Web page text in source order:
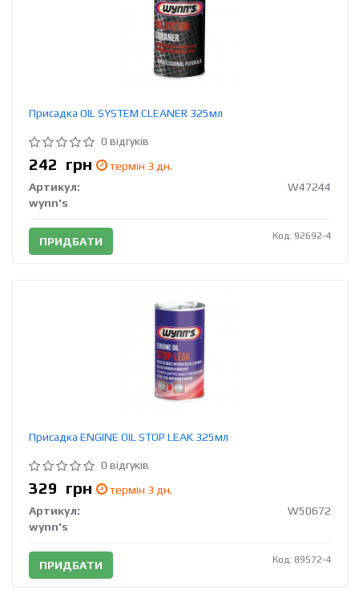
Присадка OIL SYSTEM CLEANER 325мл
0 відгуків
242 грн
термін 3 дн.
Артикул:
W47244
wynn's
ПРИДБАТИ Код: 92692-4
Присадка ENGINE OIL STOP LEAK 325мл
0 відгуків
329 грн
термін 3 дн.
Артикул:
W50672
wynn's
ПРИДБАТИ Код: 89572-4